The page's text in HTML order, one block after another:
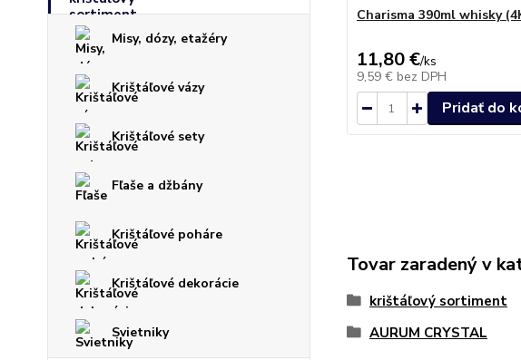
Misy, dózy, etažéry
Krištáľové vázy
Krištáľové sety
Fľaše a džbány
Krištáľové poháre
Krištáľové dekorácie
Svietniky
Charisma 390ml whisky
11,80 €/ks
9,59 € bez DPH
Pridať do
Tovar zaradený v
krištáľový sortiment
AURUM CRYSTAL